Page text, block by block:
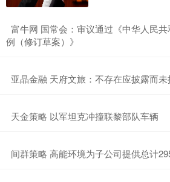
富牛网 国常会：审议通过《中华人民
例（修订草案）》
亚晶金融 天府文旅：不存在应披露而
​天金策略 以军坦克冲撞联黎部队车辆
间群策略 高能环境为子公司提供总计